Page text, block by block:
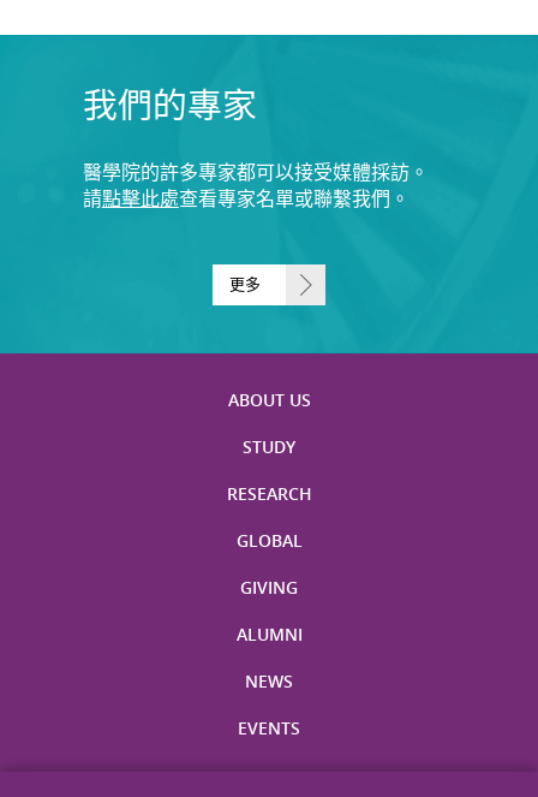
我們的專家
醫學院的許多專家都可以接受媒體採訪。
請點擊此處查看專家名單或聯繫我們。
更多
ABOUT US
STUDY
RESEARCH
GLOBAL
GIVING
ALUMNI
NEWS
EVENTS